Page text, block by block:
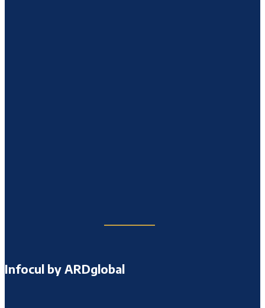
Infocul by ARDglobal